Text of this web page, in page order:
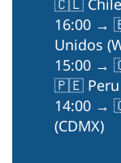
16:00 →
Unidos
15:00 →
🇵🇪 Peru
14:00 →
(CDMX)